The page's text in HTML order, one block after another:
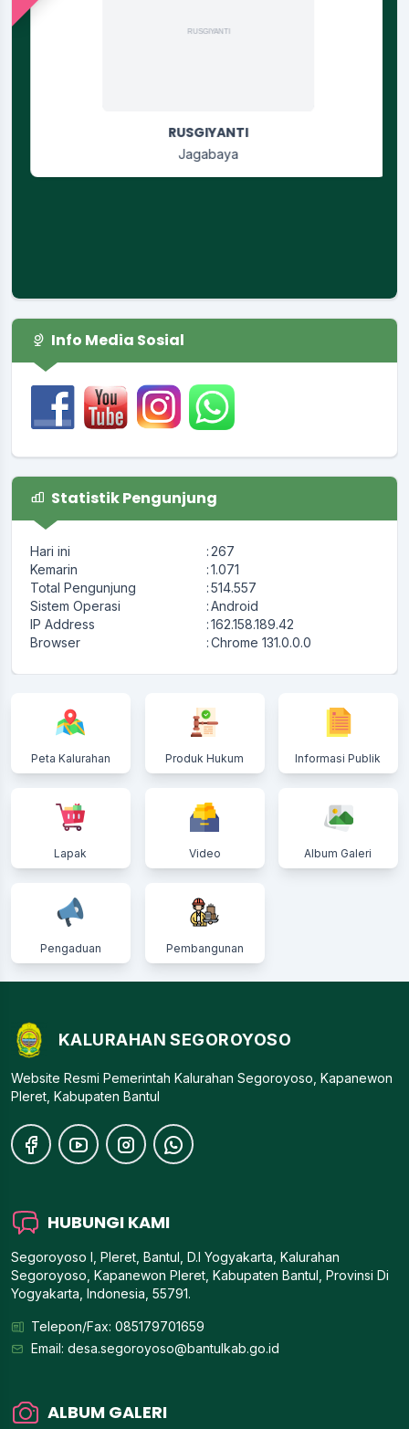
RUSGIYANTI
Jagabaya
Info Media Sosial
Statistik Pengunjung
Hari ini :267
Kemarin
:1.071
Total Pengunjung
:514.557
Sistem Operasi
:Android
IP Address
:162.158.189.42
Browser
:Chrome 131.0.0.0
Peta Kalurahan Produk Hukum Informasi Publik
Lapak Video Album Galeri
Pengaduan Pembangunan
KALURAHAN SEGOROYOSO
Website Resmi Pemerintah Kalurahan Segoroyoso, Kapanewon
Pleret, Kabupaten Bantul
HUBUNGI KAMI
Segoroyoso I, Pleret, Bantul, D.I Yogyakarta, Kalurahan
Segoroyoso, Kapanewon Pleret, Kabupaten Bantul, Provinsi Di
Yogyakarta, Indonesia, 55791.
Telepon/Fax: 085179701659
Email: desa.segoroyoso@bantulkab.go.id
ALBUM GALERI